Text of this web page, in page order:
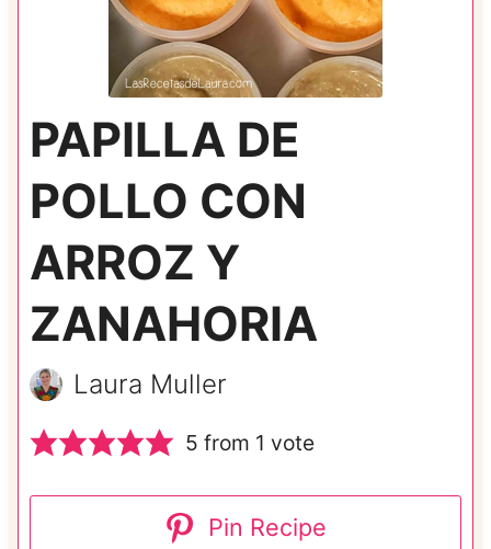
PAPILLA DE
POLLO CON
ARROZ Y
ZANAHORIA
Laura Muller
5 from 1 vote
Pin Recipe